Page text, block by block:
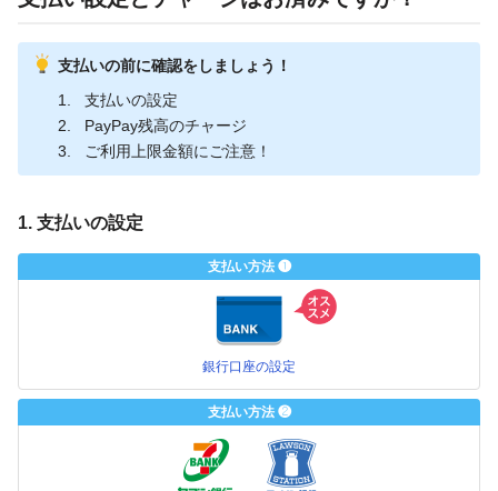
支払いの前に確認をしましょう！
支払いの設定
PayPay残高のチャージ
ご利用上限金額にご注意！
1. 支払いの設定
支払い方法 ❶
銀行口座の設定
支払い方法 ❷